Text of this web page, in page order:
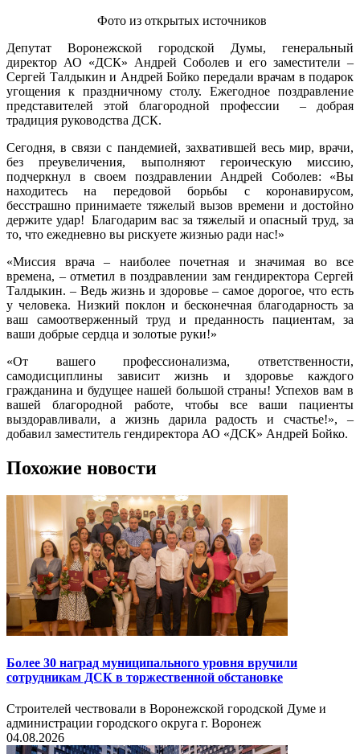
Фото из открытых источников
Депутат Воронежской городской Думы, генеральный
директор АО «ДСК» Андрей Соболев и его заместители –
Сергей Талдыкин и Андрей Бойко передали врачам в подарок
угощения к праздничному столу. Ежегодное поздравление
представителей этой благородной профессии – добрая
традиция руководства ДСК.
Сегодня, в связи с пандемией, захватившей весь мир, врачи,
без преувеличения, выполняют героическую миссию,
подчеркнул в своем поздравлении Андрей Соболев: «Вы
находитесь на передовой борьбы с коронавирусом,
бесстрашно принимаете тяжелый вызов времени и достойно
держите удар! Благодарим вас за тяжелый и опасный труд, за
то, что ежедневно вы рискуете жизнью ради нас!»
«Миссия врача – наиболее почетная и значимая во все
времена, – отметил в поздравлении зам гендиректора Сергей
Талдыкин. – Ведь жизнь и здоровье – самое дорогое, что есть
у человека. Низкий поклон и бесконечная благодарность за
ваш самоотверженный труд и преданность пациентам, за
ваши добрые сердца и золотые руки!»
«От вашего профессионализма, ответственности,
самодисциплины зависит жизнь и здоровье каждого
гражданина и будущее нашей большой страны! Успехов вам в
вашей благородной работе, чтобы все ваши пациенты
выздоравливали, а жизнь дарила радость и счастье!», –
добавил заместитель гендиректора АО «ДСК» Андрей Бойко.
Похожие новости
Более 30 наград муниципального уровня вручили
сотрудникам ДСК в торжественной обстановке
Строителей чествовали в Воронежской городской Думе и
администрации городского округа г. Воронеж
04.08.2026